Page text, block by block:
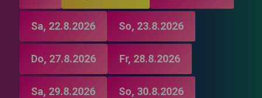
Sa, 22.8.2026 So, 23.8.2026
Do, 27.8.2026 Fr, 28.8.2026
Sa, 29.8.2026 So, 30.8.2026